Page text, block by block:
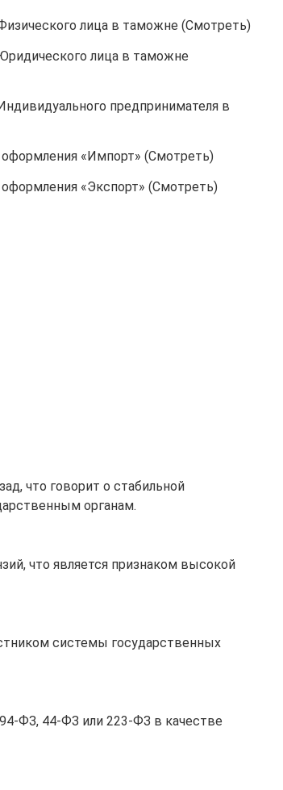
лица в таможне (Смотреть)
лица в таможне
предпринимателя в
«Импорт» (Смотреть)
«Экспорт» (Смотреть)
что говорит о стабильной
органам.
что является признаком высокой
системы государственных
ФЗ, 44-ФЗ или 223-ФЗ в качестве